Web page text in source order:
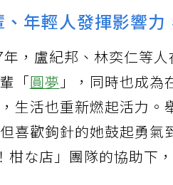
、年輕人發揮影響力
，盧紀邦、林奕仁等
「圓夢」，同時也成為
生活也重新燃起活力。
喜歡鉤針的她鼓起勇氣
柑な店」團隊的協助下